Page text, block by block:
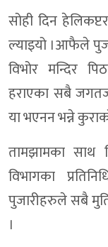
सोही दिन
ल्याइयो ।आफैले
विभोर मन्दिर
हराएका सबै
या भएनन भन्ने
तामझामका साथ
विभागका
पुजारीहरुले सबै
।